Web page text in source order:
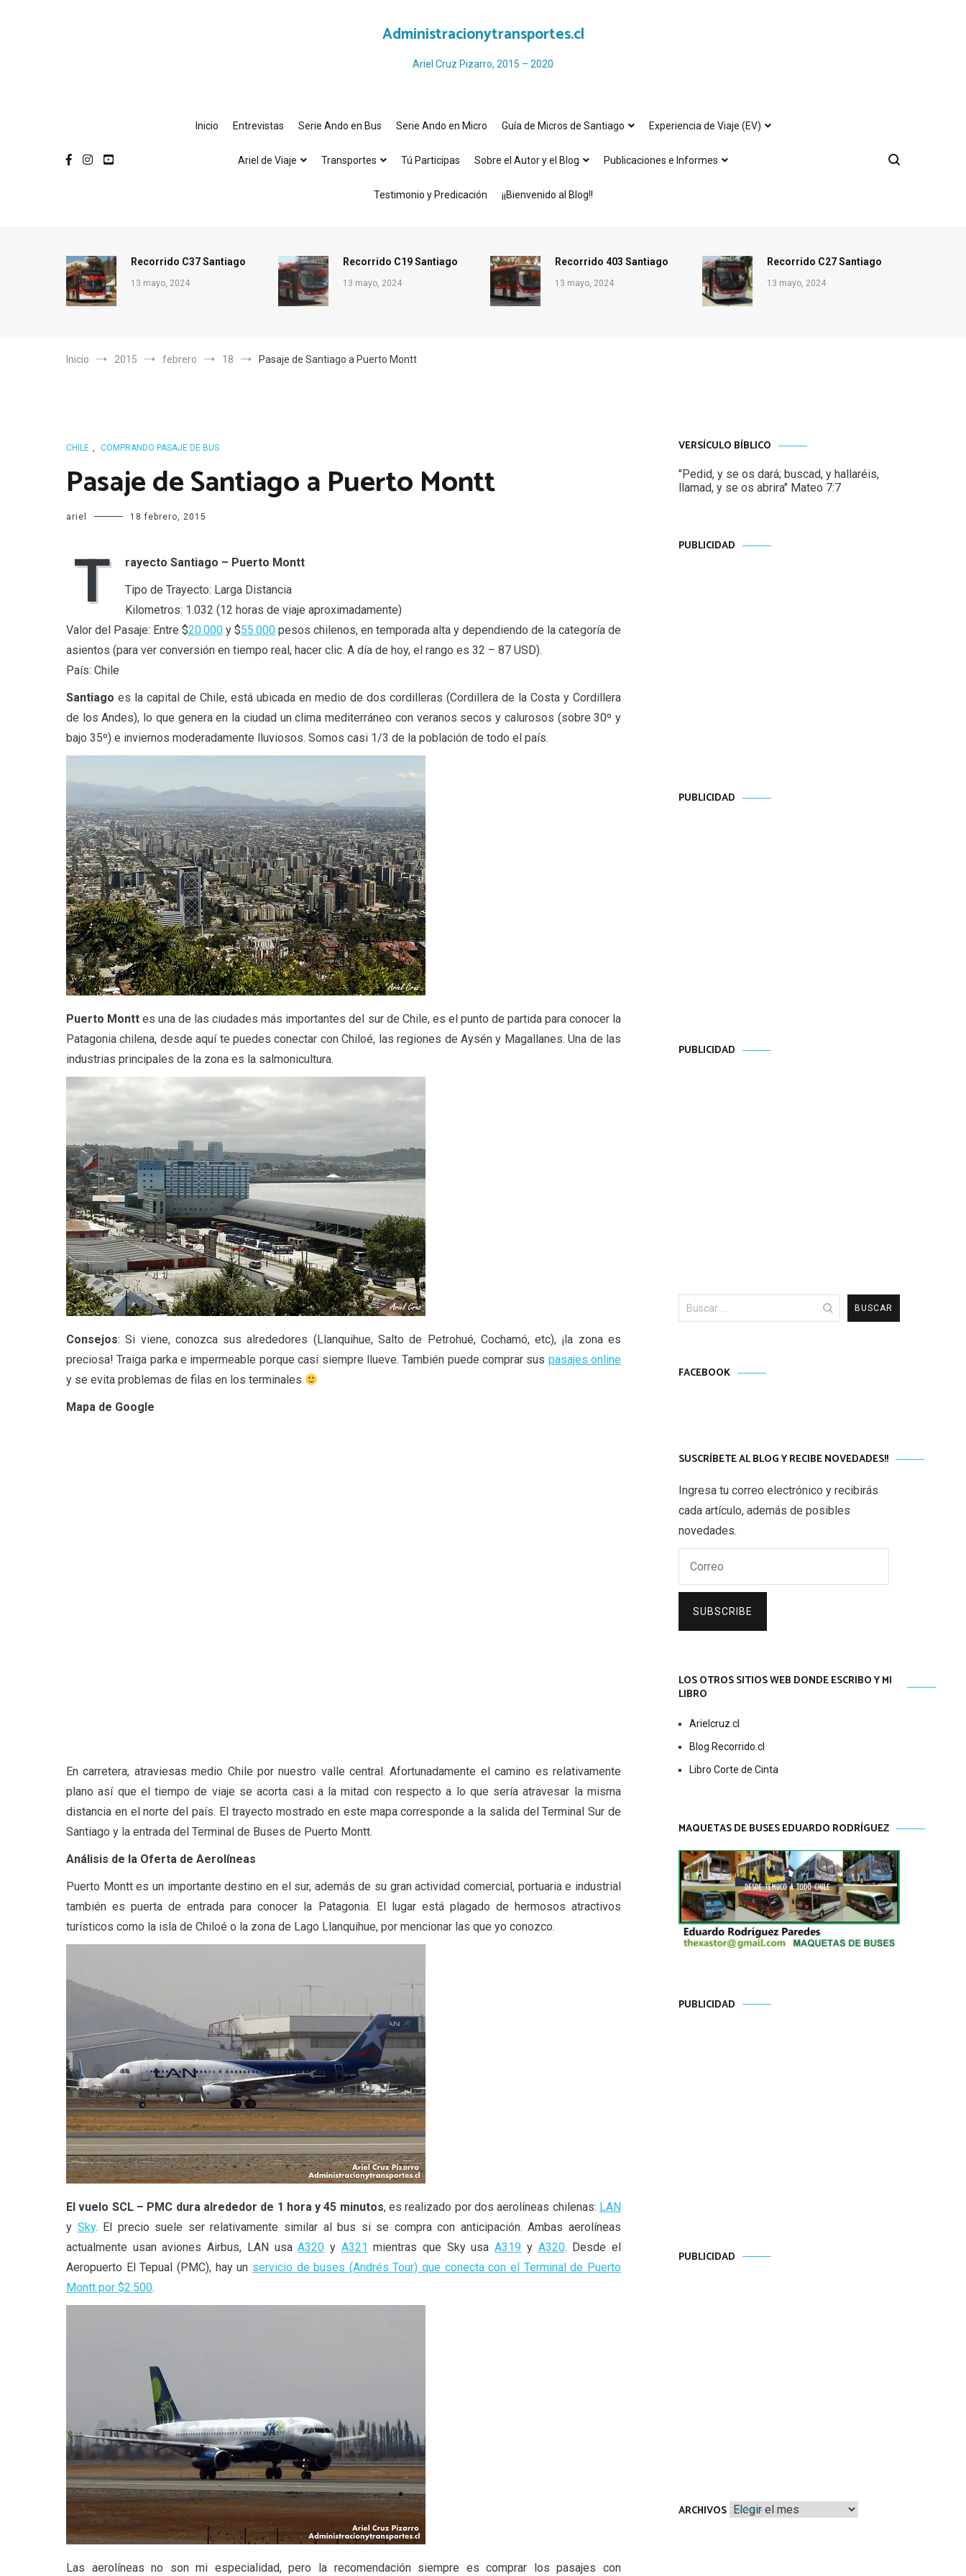
Administracionytransportes.cl
Ariel Cruz Pizarro, 2015 – 2020
Inicio Entrevistas Serie Ando en Bus Serie Ando en Micro Guía de Micros de Santiago Experiencia de Viaje (EV)
Ariel de Viaje Transportes Tú Participas Sobre el Autor y el Blog Publicaciones e Informes
Testimonio y Predicación ¡¡Bienvenido al Blog!!
Recorrido C37 Santiago
13 mayo, 2024
Recorrido C19 Santiago
13 mayo, 2024
Recorrido 403 Santiago
13 mayo, 2024
Recorrido C27 Santiago
13 mayo, 2024
Inicio 2015 febrero 18 Pasaje de Santiago a Puerto Montt
CHILE , COMPRANDO PASAJE DE BUS
Pasaje de Santiago a Puerto Montt
ariel 18 febrero, 2015
T
rayecto Santiago – Puerto Montt
Tipo de Trayecto: Larga Distancia
Kilometros: 1.032 (12 horas de viaje aproximadamente)
Valor del Pasaje: Entre $20.000 y $55.000 pesos chilenos, en temporada alta y dependiendo de la categoría de
asientos (para ver conversión en tiempo real, hacer clic. A día de hoy, el rango es 32 – 87 USD).
País: Chile
Santiago es la capital de Chile, está ubicada en medio de dos cordilleras (Cordillera de la Costa y Cordillera
de los Andes), lo que genera en la ciudad un clima mediterráneo con veranos secos y calurosos (sobre 30º y
bajo 35º) e inviernos moderadamente lluviosos. Somos casi 1/3 de la población de todo el país.
Puerto Montt es una de las ciudades más importantes del sur de Chile, es el punto de partida para conocer la
Patagonia chilena, desde aquí te puedes conectar con Chiloé, las regiones de Aysén y Magallanes. Una de las
industrias principales de la zona es la salmonicultura.
Consejos: Si viene, conozca sus alrededores (Llanquihue, Salto de Petrohué, Cochamó, etc), ¡la zona es
preciosa! Traiga parka e impermeable porque casi siempre llueve. También puede comprar sus pasajes online
y se evita problemas de filas en los terminales
Mapa de Google
En carretera, atraviesas medio Chile por nuestro valle central. Afortunadamente el camino es relativamente
plano así que el tiempo de viaje se acorta casi a la mitad con respecto a lo que sería atravesar la misma
distancia en el norte del país. El trayecto mostrado en este mapa corresponde a la salida del Terminal Sur de
Santiago y la entrada del Terminal de Buses de Puerto Montt.
Análisis de la Oferta de Aerolíneas
Puerto Montt es un importante destino en el sur, además de su gran actividad comercial, portuaria e industrial
también es puerta de entrada para conocer la Patagonia. El lugar está plagado de hermosos atractivos
turísticos como la isla de Chiloé o la zona de Lago Llanquihue, por mencionar las que yo conozco.
El vuelo SCL – PMC dura alrededor de 1 hora y 45 minutos, es realizado por dos aerolíneas chilenas: LAN
y Sky. El precio suele ser relativamente similar al bus si se compra con anticipación. Ambas aerolíneas
actualmente usan aviones Airbus, LAN usaA320 y A321 mientras que Sky usaA319 y A320. Desde el
Aeropuerto El Tepual (PMC), hay un servicio de buses (Andrés Tour) que conecta con el Terminal de Puerto
Montt por $2.500.
Las aerolíneas no son mi especialidad, pero la recomendación siempre es comprar los pasajes con
VERSÍCULO BÍBLICO
"Pedid, y se os dará; buscad, y hallaréis,
llamad, y se os abrira" Mateo 7:7
PUBLICIDAD
PUBLICIDAD
PUBLICIDAD
Buscar:
FACEBOOK
SUSCRÍBETE AL BLOG Y RECIBE NOVEDADES!!
Ingresa tu correo electrónico y recibirás
cada artículo, además de posibles
novedades.
SUBSCRIBE
LOS OTROS SITIOS WEB DONDE ESCRIBO Y MI
LIBRO
Arielcruz.cl
Blog Recorrido.cl
Libro Corte de Cinta
MAQUETAS DE BUSES EDUARDO RODRÍGUEZ
PUBLICIDAD
PUBLICIDAD
ARCHIVOS Archivos